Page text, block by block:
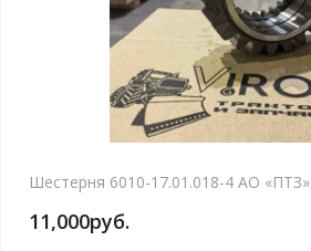
Шестерня 6010-17.01.018-4 АО «ПТЗ»
11,000руб.